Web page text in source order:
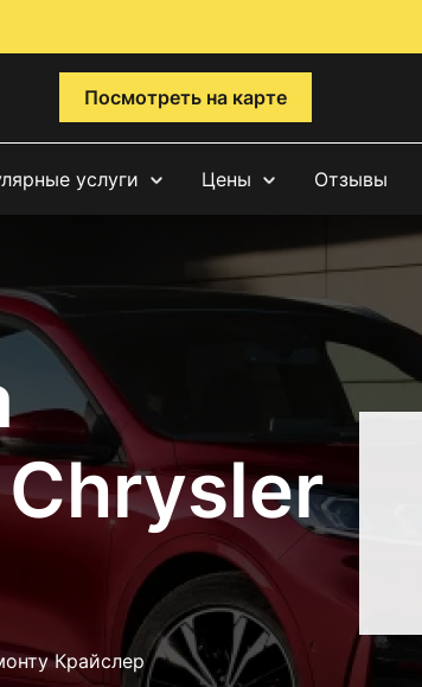
Посмотреть на карте
услуги Цены Отзывы
Крайслер